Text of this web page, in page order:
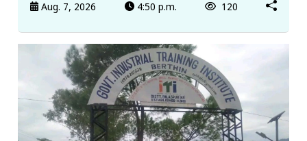
Aug. 7, 2026 4:50 p.m. 120